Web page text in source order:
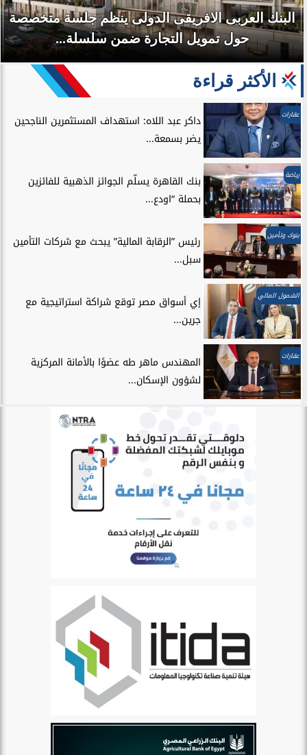
البنك العربى الافريقى الدولى ينظم جلسة متخصصة
حول تمويل التجارة ضمن سلسلة...
الأكثر قراءة
عقارات
داكر عبد اللاه: استهداف المستثمرين الناجحين
يضر بسمعة...
رياضة
بنك القاهرة يسلّم الجوائز الذهبية للفائزين
بحملة “اودع...
بنوك وتأمين
رئيس ”الرقابة المالية” يبحث مع شركات التأمين
سبل...
الشمول المالي
إي أسواق مصر توقع شراكة استراتيجية مع
جرين...
عقارات
المهندس ماهر طه عضوًا بالأمانة المركزية
لشؤون الإسكان...